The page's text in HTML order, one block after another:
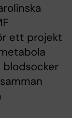
ett projekt